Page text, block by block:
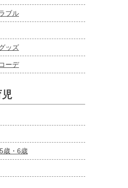
ブル
ッズ
ーデ
歳・6歳